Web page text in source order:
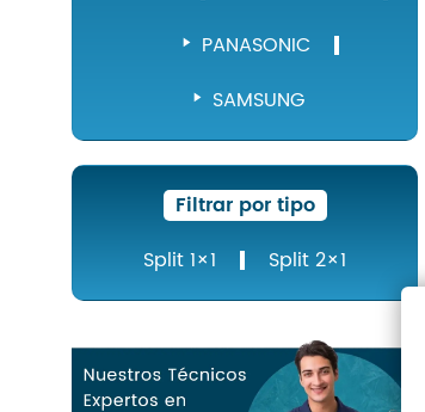
PANASONIC
SAMSUNG
Filtrar por tipo
Split 1×1
Split 2×1